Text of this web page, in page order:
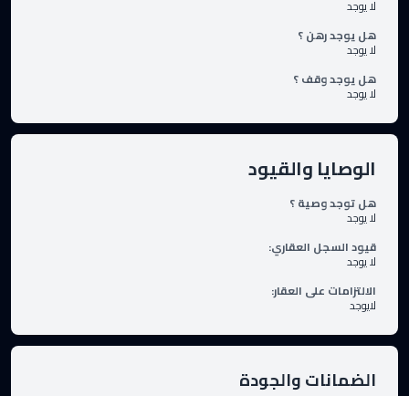
لا يوجد
هل يوجد رهن ؟
لا يوجد
هل يوجد وقف ؟
لا يوجد
الوصايا والقيود
هل توجد وصية ؟
لا يوجد
قيود السجل العقاري:
لا يوجد
الالتزامات على العقار:
لايوجد
الضمانات والجودة